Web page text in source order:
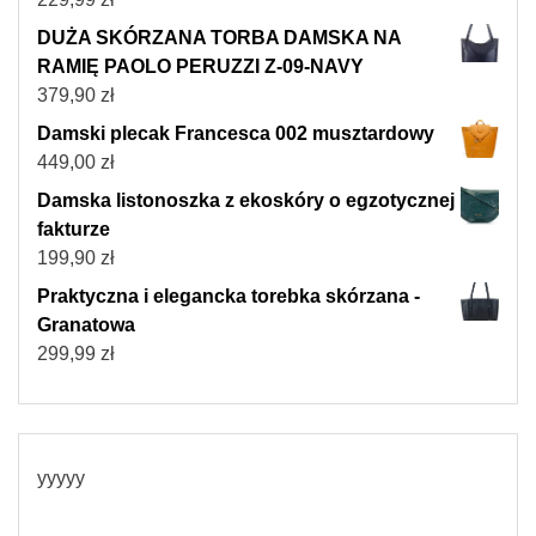
DUŻA SKÓRZANA TORBA DAMSKA NA
RAMIĘ PAOLO PERUZZI Z-09-NAVY
379,90 zł
Damski plecak Francesca 002 musztardowy
449,00 zł
Damska listonoszka z ekoskóry o egzotycznej
fakturze
199,90 zł
Praktyczna i elegancka torebka skórzana -
Granatowa
299,99 zł
yyyyy